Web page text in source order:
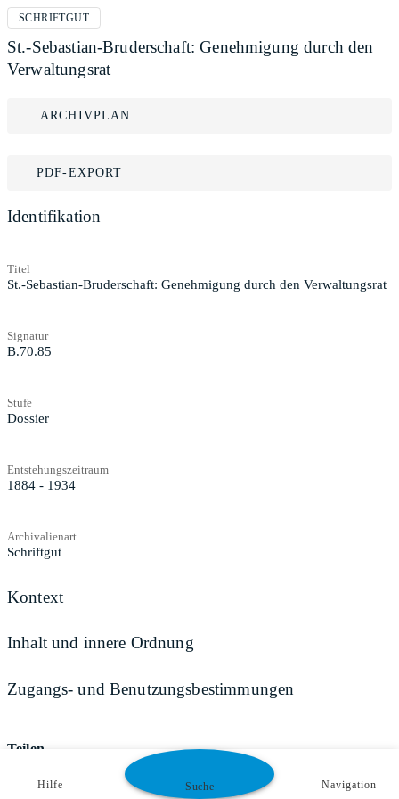
SCHRIFTGUT
St.-Sebastian-Bruderschaft: Genehmigung durch den
Verwaltungsrat
ARCHIVPLAN
PDF-EXPORT
Identifikation
Titel
St.-Sebastian-Bruderschaft: Genehmigung durch den Verwaltungsrat
Signatur
B.70.85
Stufe
Dossier
Entstehungszeitraum
1884 - 1934
Archivalienart
Schriftgut
Kontext
Inhalt und innere Ordnung
Zugangs- und Benutzungsbestimmungen
Teilen
Hilfe Suche Navigation